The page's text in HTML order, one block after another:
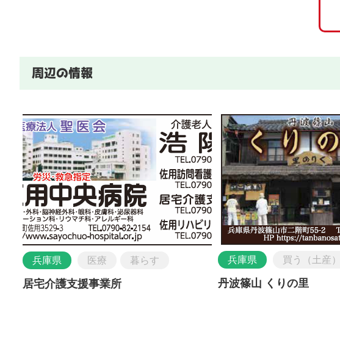
周辺の情報
兵庫県 医療 暮らす
居宅介護支援事業所
兵庫県 買う（土産）
丹波篠山 くりの里